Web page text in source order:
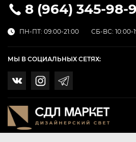
8 (964) 345-98-
ПН-ПТ: 09:00-21:00 СБ-ВС: 10:00-
МЫ В СОЦИАЛЬНЫХ СЕТЯХ: